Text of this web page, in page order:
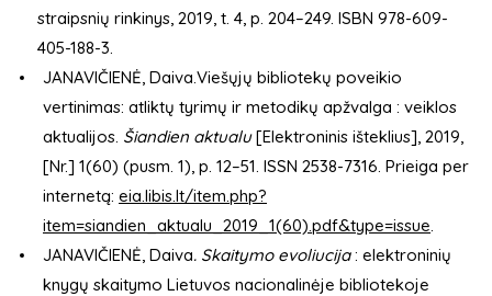
straipsnių rinkinys, 2019, t. 4, p. 204–249. ISBN 978-609-
405-188-3.
JANAVIČIENĖ, Daiva.Viešųjų bibliotekų poveikio
vertinimas: atliktų tyrimų ir metodikų apžvalga : veiklos
aktualijos. Šiandien aktualu[Elektroninis išteklius], 2019,
[Nr.] 1(60) (pusm. 1), p. 12–51. ISSN 2538-7316. Prieiga per
internetą: eia.libis.lt/item.php?
item=siandien_aktualu_2019_1(60).pdf&type=issue
JANAVIČIENĖ, Daiva. Skaitymo evoliucija: elektroninių
knygų skaitymo Lietuvos nacionalinėje bibliotekoje